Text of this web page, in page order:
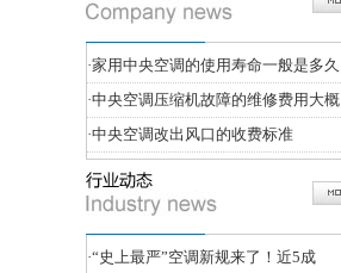
·家用中央空调的使用寿命一般是多久
·中央空调压缩机故障的维修费用大概
·中央空调改出风口的收费标准
·“史上最严”空调新规来了！近5成